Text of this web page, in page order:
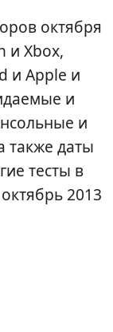
октября
и Xbox,
и Apple и
и
и
также даты
тесты в
2013